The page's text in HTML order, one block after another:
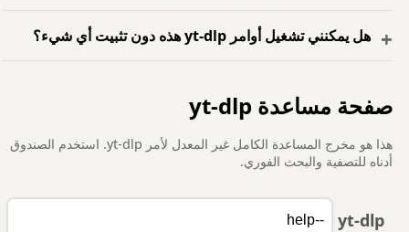
هل يمكنني تشغيل أوامر yt-dlp هذه دون تثبيت أي شيء؟
صفحة مساعدة yt-dlp
هذا هو مخرج المساعدة الكامل غير المعدل لأمر yt-dlp. استخدم الصندوق
أدناه للتصفية والبحث الفوري.
yt-dlp